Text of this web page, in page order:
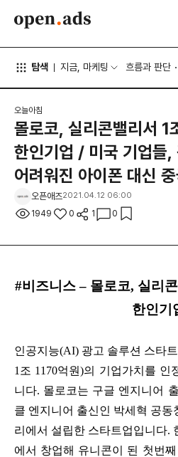
탐색 지금, 마케팅 흐름과 판단
오늘아침
몰로코, 실리콘밸리서 1
한인기업 / 미국 기업들,
어려워진 아이폰 대신
오픈애즈2021.04.12 06:00
1949 0 1 0
#비즈니스 – 몰로코, 실리
한인기
인공지능(AI) 광고 솔루션 스타
1조 1170억원)의 기업가치를 인
니다. 몰로코는 구글 엔지니어
클 엔지니어 출신인 박세혁 공동
리에서 설립한 스타트업입니다.
에서 창업해 유니콘이 된 첫번